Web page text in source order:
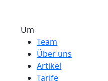
Um
Team
Über uns
Artikel
Tarife